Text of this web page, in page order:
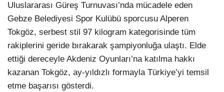
Uluslararası Güreş Turnuvası’nda mücadele eden
Gebze Belediyesi Spor Kulübü sporcusu Alperen
Tokgöz, serbest stil 97 kilogram kategorisinde tüm
rakiplerini geride bırakarak şampiyonluğa ulaştı. Elde
ettiği dereceyle Akdeniz Oyunları’na katılma hakkı
kazanan Tokgöz, ay-yıldızlı formayla Türkiye’yi temsil
etme başarısı gösterdi.